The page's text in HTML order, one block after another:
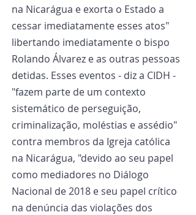
na Nicarágua e exorta o Estado a
cessar imediatamente esses atos"
libertando imediatamente o bispo
Rolando Álvarez e as outras pessoas
detidas. Esses eventos - diz a CIDH -
"fazem parte de um contexto
sistemático de perseguição,
criminalização, moléstias e assédio"
contra membros da Igreja católica
na Nicarágua, "devido ao seu papel
como mediadores no Diálogo
Nacional de 2018 e seu papel crítico
na denúncia das violações dos